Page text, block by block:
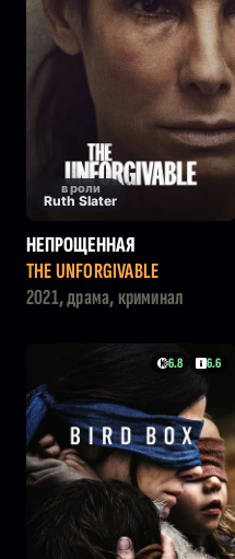
в роли
Ruth Slater
НЕПРОЩЕННАЯ
THE UNFORGIVABLE
2021, драма, криминал
6.8 6.6